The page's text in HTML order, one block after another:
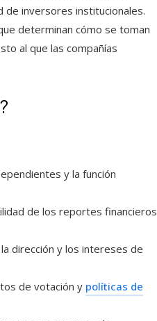
de inversores institucionales.
determinan cómo se toman
al que las compañías
y la función
de los reportes financieros
dirección y los intereses de
de votación y políticas de